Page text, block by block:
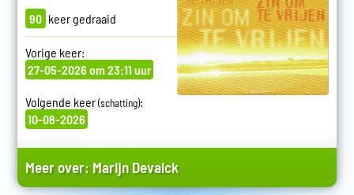
90 keer gedraaid
Vorige keer:
27-05-2026 om 23:11 uur
Volgende keer(schatting):
10-08-2026
Meer over: Marijn Devalck